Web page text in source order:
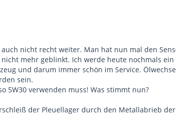
nicht recht weiter. Man hat nun mal den
mehr geblinkt. Ich werde heute nochmals
und darum immer schön im Service.
sein.
5W30 verwenden muss! Was stimmt nun?
der Pleuellager durch den Metallabrieb